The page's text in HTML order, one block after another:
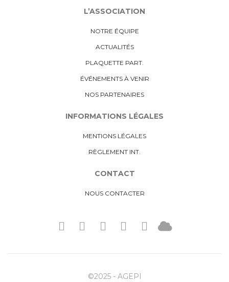
L’ASSOCIATION
NOTRE ÉQUIPE
ACTUALITÉS
PLAQUETTE PART.
ÉVÉNEMENTS À VENIR
NOS PARTENAIRES
INFORMATIONS LÉGALES
MENTIONS LÉGALES
RÈGLEMENT INT.
CONTACT
NOUS CONTACTER
©2025 - AGEPI